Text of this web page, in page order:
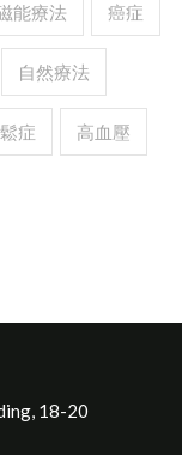
能療法 癌症
自然療法
症 高血壓
18-20